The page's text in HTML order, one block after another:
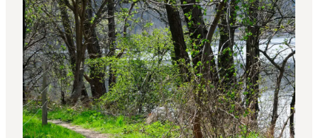
Inspiration
Regionen
Erlebnisse
Unterkünfte
Reiseplanung